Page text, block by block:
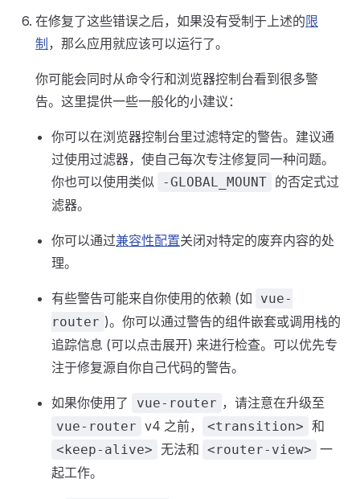
在修复了这些错误之后，如果没有受制于上述的限
制 ，那么应用就应该可以运行了。
你可能会同时从命令行和浏览器控制台看到很多警
告。这里提供一些一般化的小建议：
你可以在浏览器控制台里过滤特定的警告。建议通
过使用过滤器，使自己每次专注修复同一种问题。
你也可以使用类似
-GLOBAL_MOUNT 的否定式过
滤器。
你可以通过兼容性配置关闭对特定的废弃内容的处
理。
有些警告可能来自你使用的依赖 (如
vue-
router )。你可以通过警告的组件嵌套或调用栈的
追踪信息 (可以点击展开) 来进行检查。可以优先专
注于修复源自你自己代码的警告。
如果你使用了 vue-router ，请注意在升级至
vue-router v4 之前， <transition> 和
<keep-alive> 无法和 <router-view> 一
起工作。